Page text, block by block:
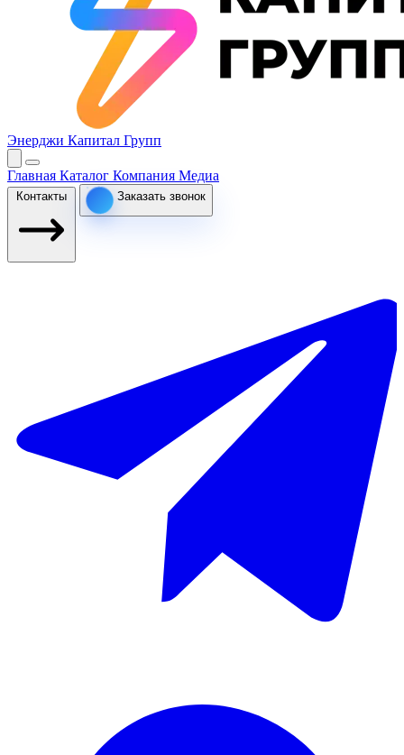
Энерджи Капитал Групп
Главная Каталог Компания Медиа
Контакты Заказать звонок